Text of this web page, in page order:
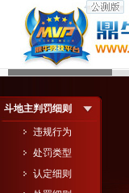
斗地主判罚细则
违规行为
处罚类型
认定细则